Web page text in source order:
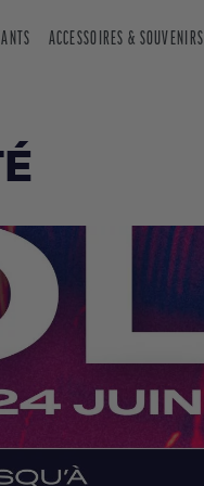
ACCESSOIRES & SOUVENIRS